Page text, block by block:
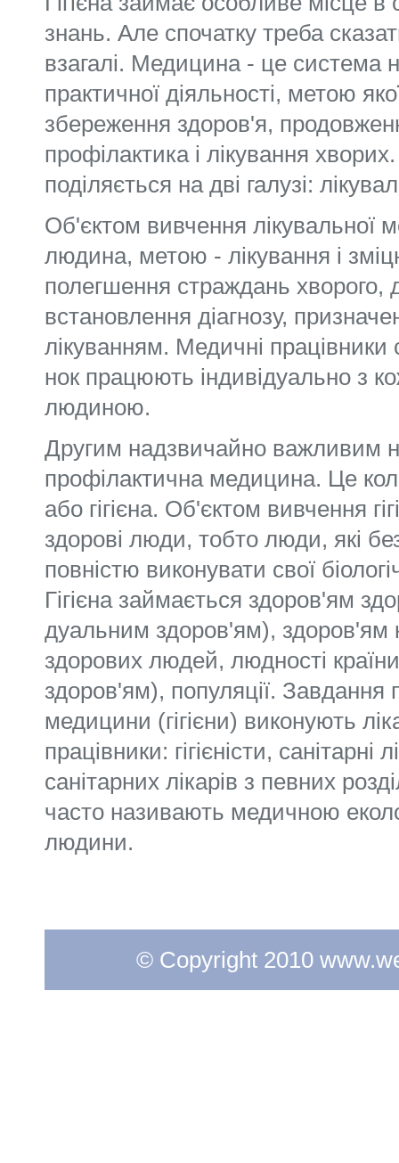
знань. Але спочатку треба
взагалі. Медици­на - це система
практичної діяльності, метою
збереження здоров'я,
профі­лактика і лікування
поділяється на дві галузі:
Об'єктом вивчення лікувальної
людина, метою - лікування і
полегшення страж­дань хворого,
встановлення діагнозу,
лікуванням. Медичні
нок працюють індивідуально з
людиною.
Другим надзвичайно важливим
профі­лактична медицина. Це
або гігієна. Об'єк­том вивчення
здорові люди, тобто люди, які
повністю виконувати свої
Гігієна займається здоров'ям
дуальним здоров'ям), здоров'ям
здорових людей, людності
здоров'ям), популяції. Зав­дання
медицини (гігієни) виконують
працівники: гігієністи, санітарні
санітарних лікарів з певних
часто назива­ють медичною
людини.
© Copyright 2010